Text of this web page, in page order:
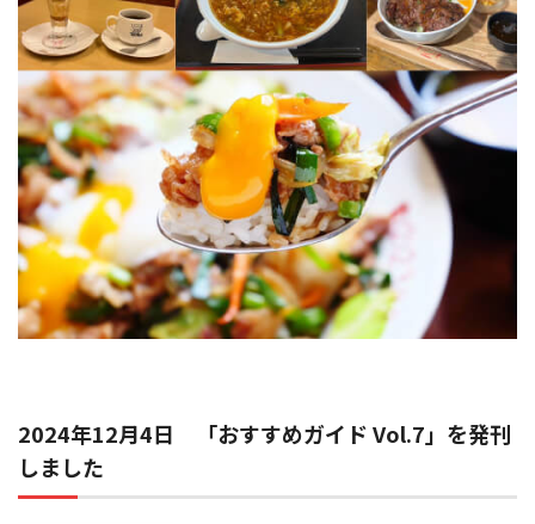
2024年12月4日 「おすすめガイド Vol.7」を発刊
しました